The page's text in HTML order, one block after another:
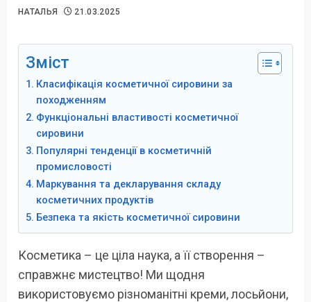
НАТАЛЬЯ 21.03.2025
Зміст
Класифікація косметичної сировини за
походженням
Функціональні властивості косметичної
сировини
Популярні тенденції в косметичній
промисловості
Маркування та декларування складу
косметичних продуктів
Безпека та якість косметичної сировини
Косметика – це ціла наука, а її створення –
справжнє мистецтво! Ми щодня
використовуємо різноманітні креми, лосьйони,